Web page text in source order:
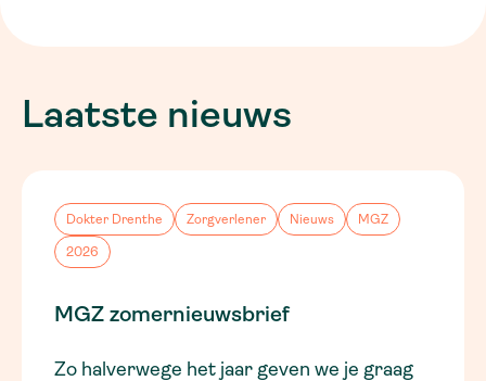
Laatste nieuws
Dokter Drenthe Zorgverlener Nieuws MGZ
2026
MGZ zomernieuwsbrief
Zo halverwege het jaar geven we je graag